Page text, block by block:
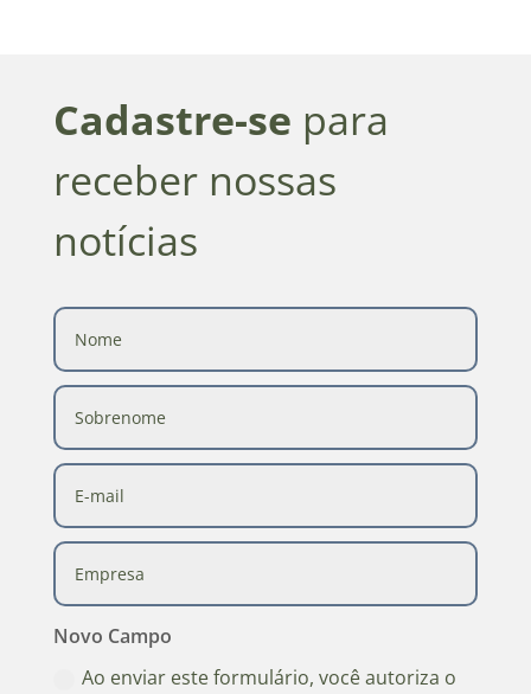
Cadastre-se para
receber nossas
notícias
Novo Campo
Ao enviar este formulário, você autoriza o